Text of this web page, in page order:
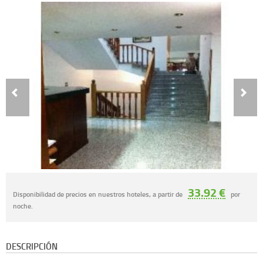
Disponibilidad de precios en nuestros hoteles, a partir de 33.92 € por
noche.
DESCRIPCIÓN